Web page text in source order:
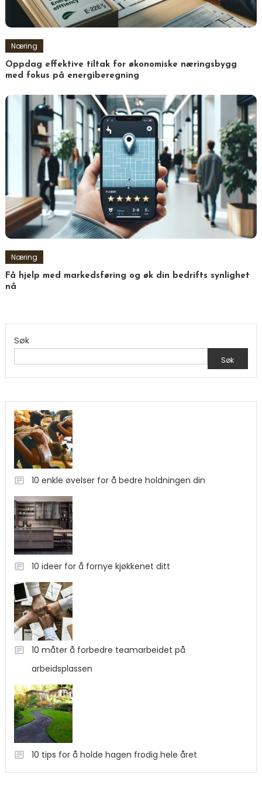
Næring
Oppdag effektive tiltak for økonomiske næringsbygg
med fokus på energiberegning
Næring
Få hjelp med markedsføring og øk din bedrifts synlighet
nå
Søk
Søk
10 enkle øvelser for å bedre holdningen din
10 ideer for å fornye kjøkkenet ditt
10 måter å forbedre teamarbeidet på
arbeidsplassen
10 tips for å holde hagen frodig hele året